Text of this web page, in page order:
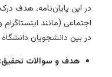
در این پایان‌نامه، هدف
اجتماعی (مانند
در بین دانشجویان
هدف و سوالات تحقیق: